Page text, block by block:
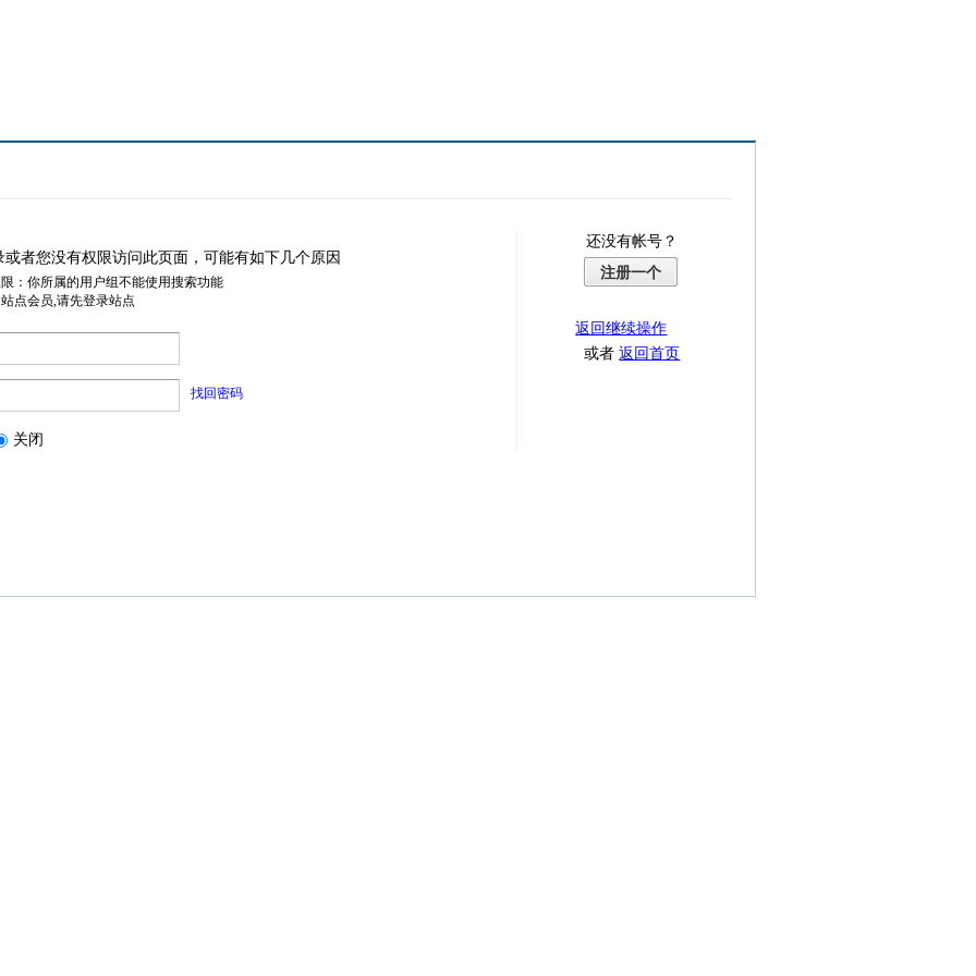
或者您没有权限访问此页面，可能有如下几个原因
：你所属的用户组不能使用搜索功能
点会员,请先登录站点
找回密码
关闭
还没有帐号？
注册一个
返回继续操作
或者返回首页